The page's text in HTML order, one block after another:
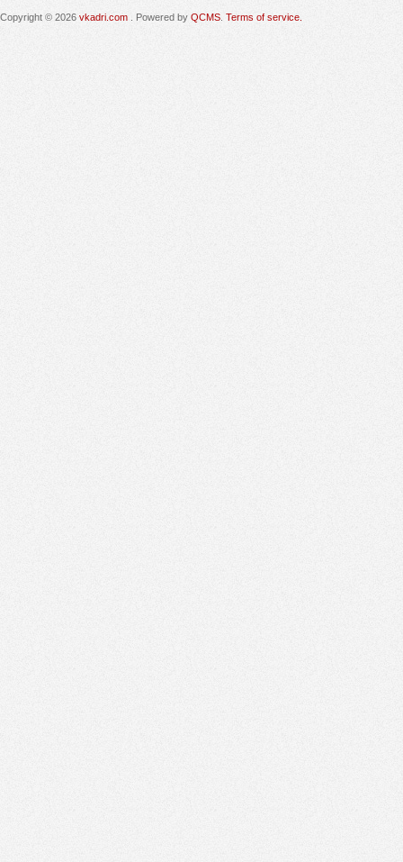
Copyright © 2026 vkadri.com . Powered by QCMS Terms of service.